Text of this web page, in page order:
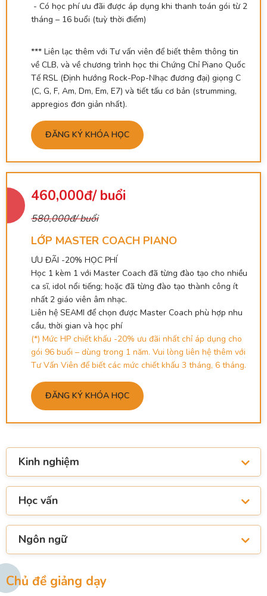
- Có học phí ưu đãi được áp dụng khi thanh toán gói từ 2
tháng – 16 buổi (tuỳ thời điểm)
*** Liên lạc thêm với Tư vấn viên để biết thêm thông tin
về CLB, và về chương trình học thi Chứng Chỉ Piano Quốc
Tế RSL (Định hướng Rock-Pop-Nhạc đương đại) giọng C
(C, G, F, Am, Dm, Em, E7) và tiết tấu cơ bản (strumming,
appregios đơn giản nhất).
ĐĂNG KÝ KHÓA HỌC
460,000đ/ buổi
580,000đ/ buổi
LỚP MASTER COACH PIANO
ƯU ĐÃI -20% HỌC PHÍ
Học 1 kèm 1 với Master Coach đã từng đào tạo cho nhiều
ca sĩ, idol nổi tiếng; hoặc đã từng đào tạo thành công ít
nhất 2 giáo viên âm nhạc.
Liên hệ SEAMI để chọn được Master Coach phù hợp nhu
cầu, thời gian và học phí
(*) Mức HP chiết khấu -20% ưu đãi nhất chỉ áp dụng cho
gói 96 buổi – dùng trong 1 năm. Vui lòng liên hệ thêm với
Tư Vấn Viên để biết các mức chiết khấu 3 tháng, 6 tháng.
ĐĂNG KÝ KHÓA HỌC
Kinh nghiệm
Học vấn
Ngôn ngữ
Chủ đề giảng dạy